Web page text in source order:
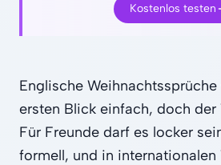
Kostenlos testen
Englische
ersten Blick einfach, doch der
Für Freunde darf es locker
formell, und in internationalen